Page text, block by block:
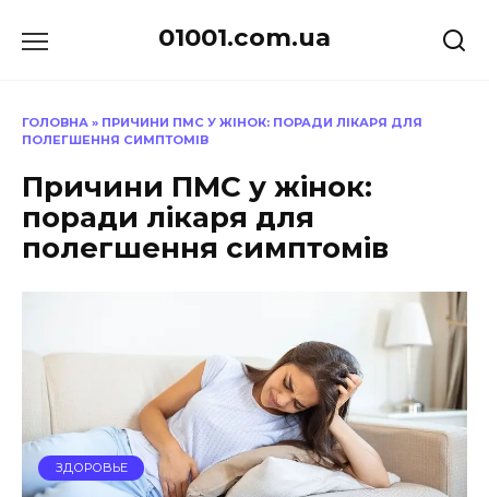
до
01001.com.ua
ГОЛОВНА » ПРИЧИНИ ПМС У ЖІНОК: ПОРАДИ ЛІКАРЯ ДЛЯ
ПОЛЕГШЕННЯ СИМПТОМІВ
Причини ПМС у жінок:
поради лікаря для
полегшення симптомів
ЗДОРОВЬЕ